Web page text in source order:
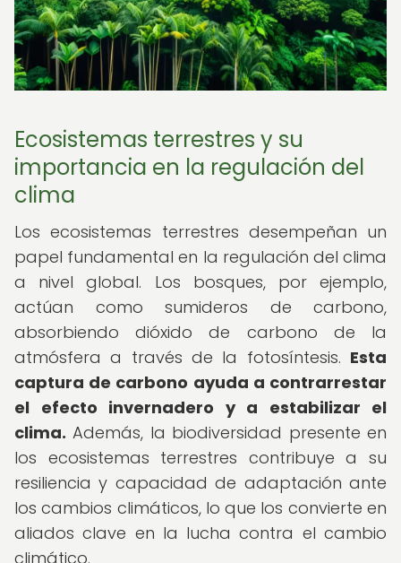
Ecosistemas terrestres y su
importancia en la regulación del
clima
Los ecosistemas terrestres desempeñan un
papel fundamental en la regulación del clima
a nivel global. Los bosques, por ejemplo,
actúan como sumideros de carbono,
absorbiendo dióxido de carbono de la
atmósfera a través de la fotosíntesis. Esta
captura de carbono ayuda a contrarrestar
el efecto invernadero y a estabilizar el
clima. Además, la biodiversidad presente en
los ecosistemas terrestres contribuye a su
resiliencia y capacidad de adaptación ante
los cambios climáticos, lo que los convierte en
aliados clave en la lucha contra el cambio
climático.